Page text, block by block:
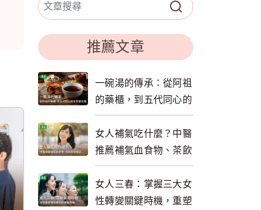
推薦文章
一碗湯的傳承：從阿祖
的藥櫃，到五代同心的
本草養生路
女人補氣吃什麼？中醫
推薦補氣血食物、茶飲
與保健品一次看懂
女人三春：掌握三大女
性轉變關鍵時機，重塑